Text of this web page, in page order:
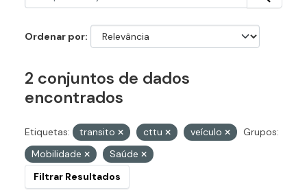
Ordenar por
2 conjuntos de dados
encontrados
Etiquetas: transito cttu veículo
Grupos:
Mobilidade
Saúde
Filtrar Resultados